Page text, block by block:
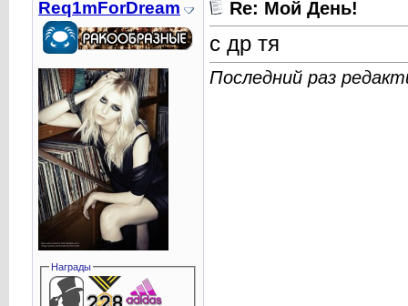
Req1mForDream
Награды
Re: Мой День!
с др тя
Последний раз